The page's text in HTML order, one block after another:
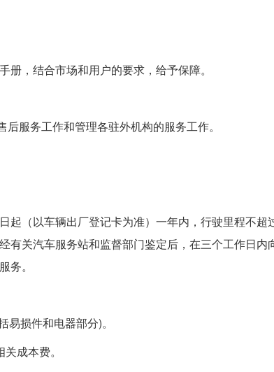
，结合市场和用户的要求，给予保障。
服务工作和管理各驻外机构的服务工作。
起（以车辆出厂登记卡为准）一年内，行驶里程不超
关汽车服务站和监督部门鉴定后，在三个工作日内
务。
损件和电器部分)。
成本费。